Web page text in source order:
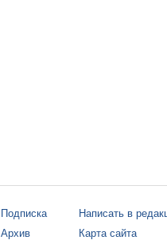
Подписка
Архив
Написать в
Карта сайта